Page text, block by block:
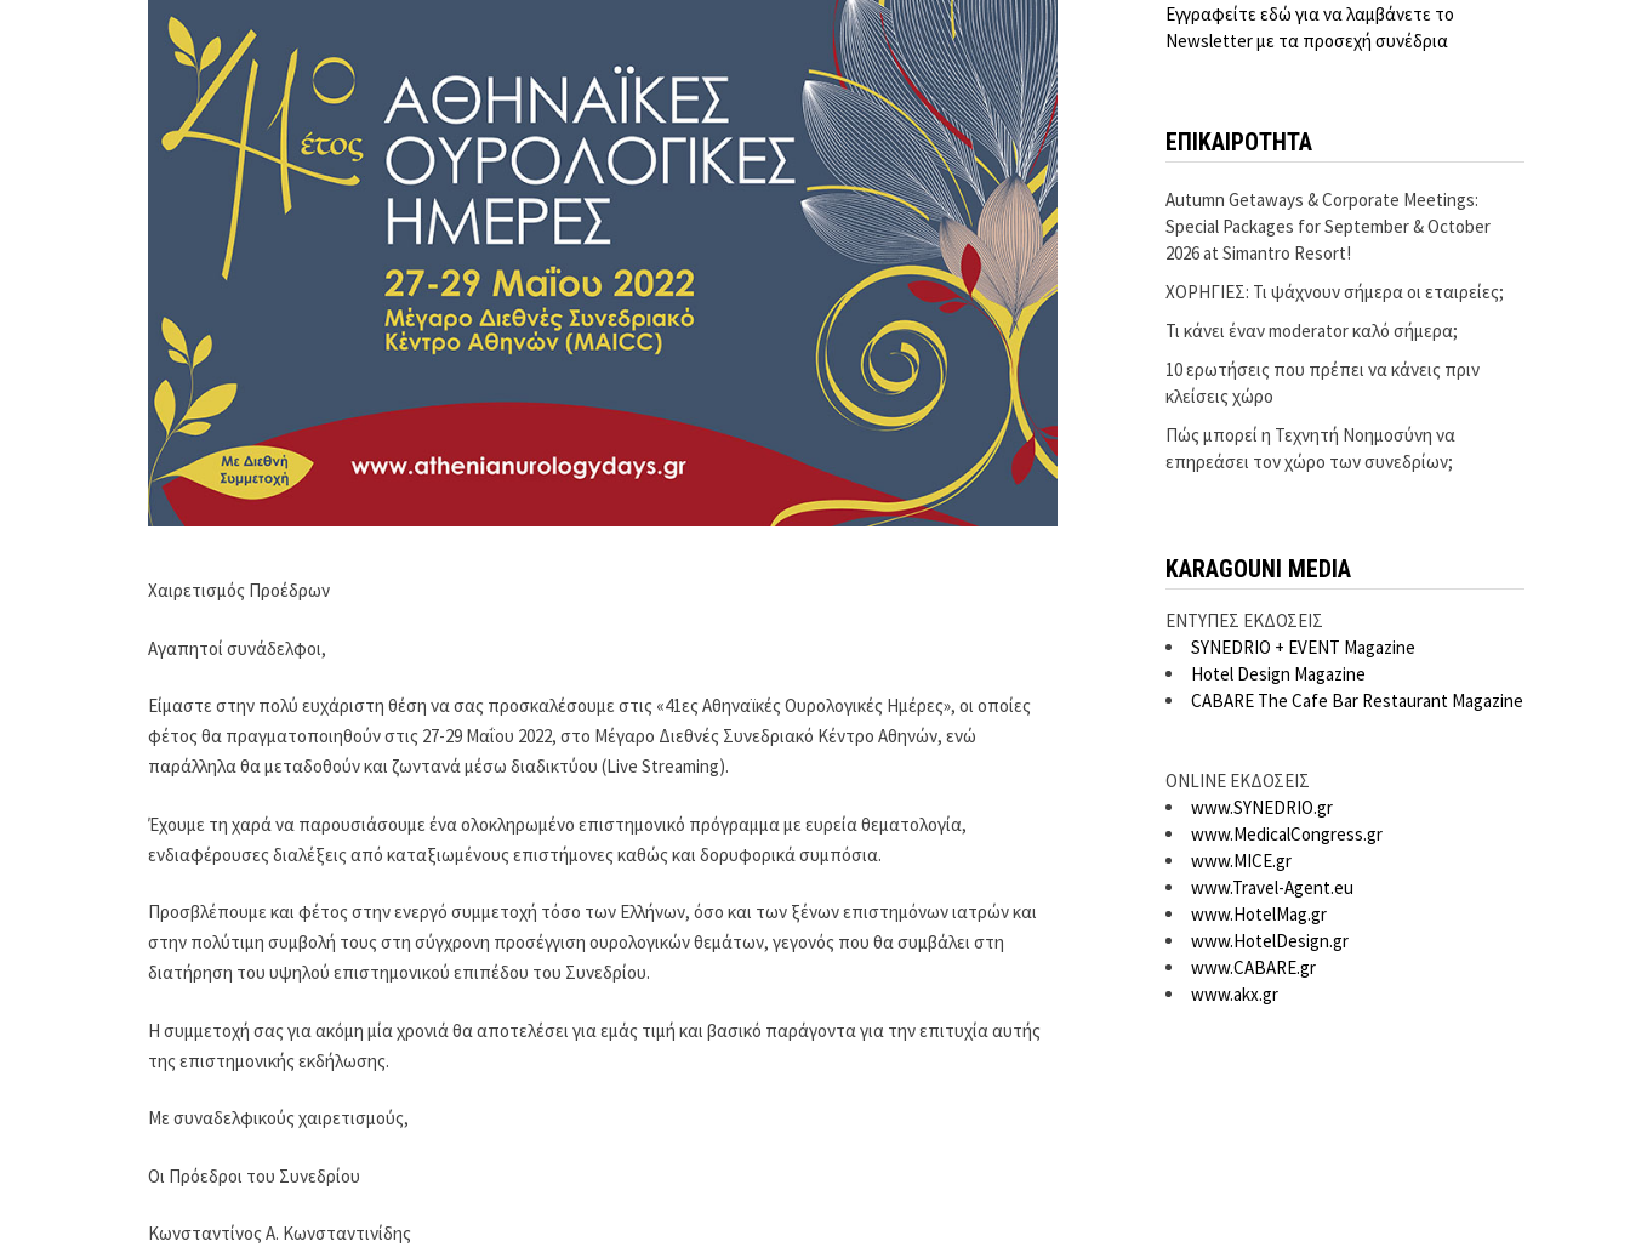
Χαιρετισμός Προέδρων
Αγαπητοί συνάδελφοι,
Είμαστε στην πολύ ευχάριστη θέση να σας προσκαλέσουμε στις «41ες Αθηναϊκές Ουρολογικές Ημέρες», οι οποίες
φέτος θα πραγματοποιηθούν στις 27-29 Μαΐου 2022, στο Μέγαρο Διεθνές Συνεδριακό Κέντρο Αθηνών, ενώ
παράλληλα θα μεταδοθούν και ζωντανά μέσω διαδικτύου (Live Streaming).
Έχουμε τη χαρά να παρουσιάσουμε ένα ολοκληρωμένο επιστημονικό πρόγραμμα με ευρεία θεματολογία,
ενδιαφέρουσες διαλέξεις από καταξιωμένους επιστήμονες καθώς και δορυφορικά συμπόσια.
Προσβλέπουμε και φέτος στην ενεργό συμμετοχή τόσο των Ελλήνων, όσο και των ξένων επιστημόνων ιατρών και
στην πολύτιμη συμβολή τους στη σύγχρονη προσέγγιση ουρολογικών θεμάτων, γεγονός που θα συμβάλει στη
διατήρηση του υψηλού επιστημονικού επιπέδου του Συνεδρίου.
Η συμμετοχή σας για ακόμη μία χρονιά θα αποτελέσει για εμάς τιμή και βασικό παράγοντα για την επιτυχία αυτής
της επιστημονικής εκδήλωσης.
Με συναδελφικούς χαιρετισμούς,
Οι Πρόεδροι του Συνεδρίου
Κωνσταντίνος Α. Κωνσταντινίδης
Εγγραφείτε εδώ για να λαμβάνετε το
Newsletter με τα προσεχή συνέδρια
ΕΠΙΚΑΙΡΟΤΗΤΑ
Autumn Getaways & Corporate Meetings:
Special Packages for September & October
2026 at Simantro Resort!
ΧΟΡΗΓΙΕΣ: Τι ψάχνουν σήμερα οι εταιρείες;
Τι κάνει έναν moderator καλό σήμερα;
10 ερωτήσεις που πρέπει να κάνεις πριν
κλείσεις χώρο
Πώς μπορεί η Τεχνητή Νοημοσύνη να
επηρεάσει τον χώρο των συνεδρίων;
KARAGOUNI MEDIA
ΕΝΤΥΠΕΣ ΕΚΔΟΣΕΙΣ
SYNEDRIO + EVENT Magazine
Hotel Design Magazine
CABARE The Cafe Bar Restaurant Magazine
ONLINE ΕΚΔΟΣΕΙΣ
www.SYNEDRIO.gr
www.MedicalCongress.gr
www.MICE.gr
www.Travel-Agent.eu
www.HotelMag.gr
www.HotelDesign.gr
www.CABARE.gr
www.akx.gr